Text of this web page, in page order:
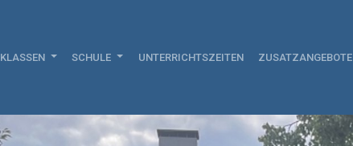
KLASSEN SCHULE UNTERRICHTSZEITEN ZUSATZANGEBOTE